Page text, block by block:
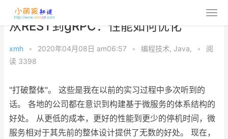
从REST到gRPC：性能如何优化
xmh • 2020年04月08日 am06:57 • 编程技术, Java, •
阅
读 3398
"打破整体"。 这些是我在以前的实习过程中多次听到的
话。 各地的公司都在意识到构建基于微服务的体系结构的
好处。 从更低的成本，更好的性能到更少的停机时间，微
服务相对于其先前的整体设计提供了无数的好处。 现在，